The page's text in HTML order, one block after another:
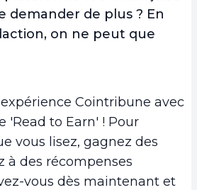
demander de plus ? En
on ne peut que
Cointribune avec
'Read to Earn' ! Pour
vous lisez, gagnez des
à des récompenses
vous dès maintenant et